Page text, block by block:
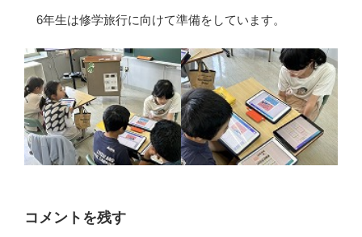
6年生は修学旅行に向けて準備をしています。
コメントを残す